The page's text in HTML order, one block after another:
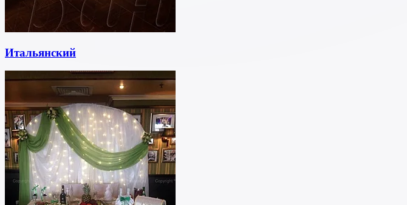
Итальянский